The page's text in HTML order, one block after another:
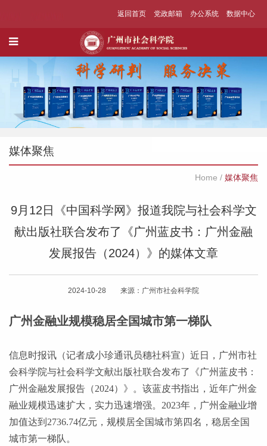
返回首页 党政邮箱 办公系统 数据中心
媒体聚焦
Home / 媒体聚焦
9月12日《中国科学网》报道我院与社会科学文
献出版社联合发布了《广州蓝皮书：广州金融
发展报告（2024）》的媒体文章
2024-10-28 来源：广州市社会科学院
广州金融业规模稳居全国城市第一梯队
信息时报讯（记者成小珍通讯员穗社科宣）近日，广州市社
会科学院与社会科学文献出版社联合发布了《广州蓝皮书：
广州金融发展报告（2024）》。该蓝皮书指出，近年广州金
融业规模迅速扩大，实力迅速增强。2023年，广州金融业增
加值达到2736.74亿元，规模居全国城市第四名，稳居全国
城市第一梯队。